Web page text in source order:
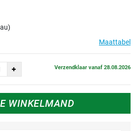
Maattabel
Verzendklaar vanaf 28.08.2026
WINKELMAND